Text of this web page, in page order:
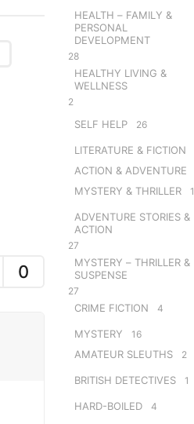
0
HEALTH – FAMILY &
PERSONAL
DEVELOPMENT
28
HEALTHY LIVING &
WELLNESS
2
SELF HELP 26
LITERATURE & FICTION
ACTION & ADVENTURE
MYSTERY & THRILLER 1
ADVENTURE STORIES &
ACTION
27
MYSTERY – THRILLER &
SUSPENSE
27
CRIME FICTION 4
MYSTERY 16
AMATEUR SLEUTHS 2
BRITISH DETECTIVES 1
HARD-BOILED 4